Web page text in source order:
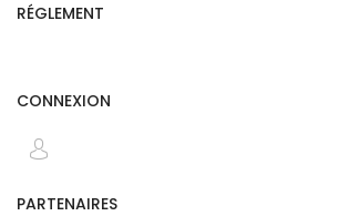
RÉGLEMENT
CONNEXION
PARTENAIRES